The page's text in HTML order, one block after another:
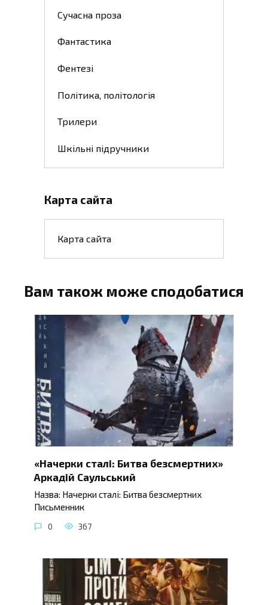
Сучасна проза
Фантастика
Фентезі
Політика, політологія
Трилери
Шкільні підручники
Карта сайта
Карта сайта
Вам також може сподобатися
«Начерки сталі: Битва безсмертних»
Аркадій Саульський
Назва: Начерки сталі: Битва безсмертних
Письменник
0 367